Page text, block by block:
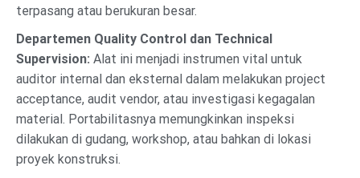
terpasang atau berukuran besar.
Departemen Quality Control dan Technical
Supervision: Alat ini menjadi instrumen vital untuk
auditor internal dan eksternal dalam melakukan project
acceptance, audit vendor, atau investigasi kegagalan
material. Portabilitasnya memungkinkan inspeksi
dilakukan di gudang, workshop, atau bahkan di lokasi
proyek konstruksi.